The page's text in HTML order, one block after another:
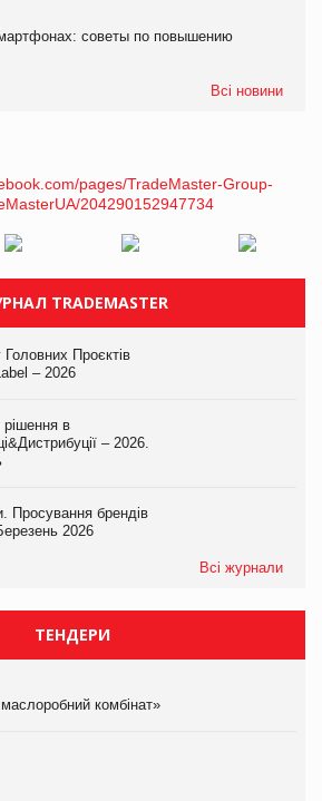
советы по повышению
Всі новини
TRADEMASTER
Головних Проєктів
– 2026
рішення в
– 2026.
Просування брендів
2026
Всі журнали
ТЕНДЕРИ
комбінат»